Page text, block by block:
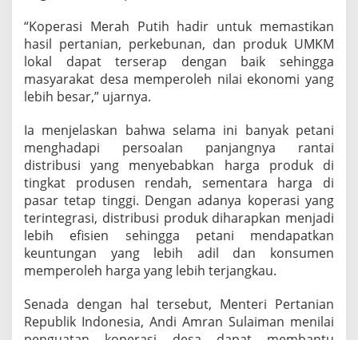
e
a
a
n
P
a
n
i
“Koperasi Merah Putih hadir untuk memastikan
hasil pertanian, perkebunan, dan produk UMKM
lokal dapat terserap dengan baik sehingga
masyarakat desa memperoleh nilai ekonomi yang
lebih besar,” ujarnya.
Ia menjelaskan bahwa selama ini banyak petani
menghadapi persoalan panjangnya rantai
distribusi yang menyebabkan harga produk di
tingkat produsen rendah, sementara harga di
pasar tetap tinggi. Dengan adanya koperasi yang
terintegrasi, distribusi produk diharapkan menjadi
lebih efisien sehingga petani mendapatkan
keuntungan yang lebih adil dan konsumen
memperoleh harga yang lebih terjangkau.
Senada dengan hal tersebut, Menteri Pertanian
Republik Indonesia, Andi Amran Sulaiman menilai